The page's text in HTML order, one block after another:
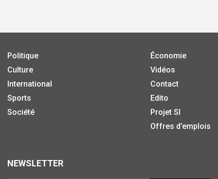
Politique
Culture
International
Sports
Société
Économie
Vidéos
Contact
Edito
Projet SI
Offres d’emplois
NEWSLETTER